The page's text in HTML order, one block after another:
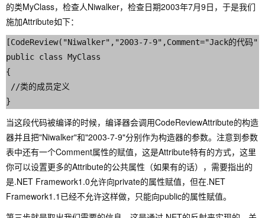
的类MyClass，检查人Niwalker，检查日期2003年7月9日，于是我们
施加Attribute如下：
[CodeReview("Niwalker","2003-7-9",Comment="Jack的代码
public class MyClass
{
//类的成员定义
当这段代码被编译的时候，编译器会调用CodeReviewAttribute的构造
器并且把"Niwalker"和"2003-7-9"分别作为构造器的参数。注意到参数
表中还有一个Comment属性的赋值，这是Attribute特有的方式，这里
你可以设置更多的Attribute的公共属性（如果有的话），需要指出的
是.NET Framework1.0允许向private的属性赋值，但在.NET
Framework1.1已经不允许这样做，只能向public的属性赋值。